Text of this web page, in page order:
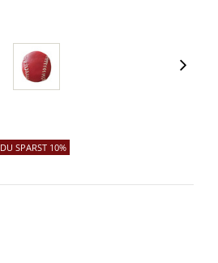
DU SPARST 10%